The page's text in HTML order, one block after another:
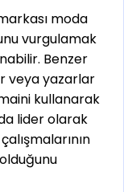
moda
vurgulamak
Benzer
veya yazarlar
kullanarak
lider olarak